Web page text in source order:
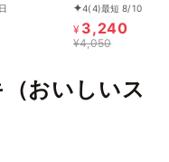
ルテン
チーズ
ケーキ
4(4)最短 8/10
¥ 3,240
¥4,050
おいしいス